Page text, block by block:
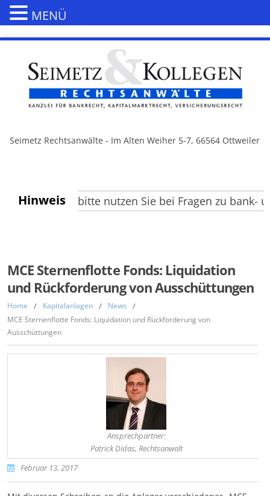
Seimetz Rechtsanwälte - Im Alten Weiher 5-7, 66564 Ottweiler
Hinweisbitte nutzen Sie bei Fragen zu bank-
MCE Sternenflotte Fonds: Liquidation
und Rückforderung von Ausschüttungen
Home / Kapitalanlagen / News /
MCE Sternenflotte Fonds: Liquidation und Rückforderung von
Ausschüttungen
Ansprechpartner:
Patrick Didas, Rechtsanwalt
Februar 13, 2017
MENÜ